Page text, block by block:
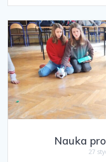
Nauka
27